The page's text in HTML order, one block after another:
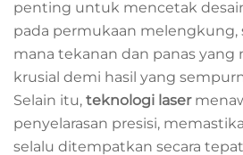
penting untuk mencetak
pada permukaan
mana tekanan dan panas yang
krusial demi hasil yang
Selain itu, teknologi laser
penyelarasan presisi,
selalu ditempatkan secara